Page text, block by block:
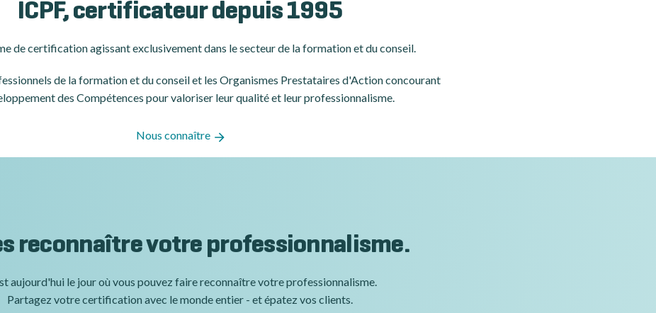
ICPF, certificateur depuis 1995
de certificationagissant exclusivement dans le secteur de la formation et du conseil.
de la formation et du conseil et les Organismes Prestataires d'Action concourant
des Compétences pour valoriser leur qualité et leur professionnalisme.
Nous connaître
reconnaître votre professionnalisme.
aujourd'hui le jour où vous pouvez faire reconnaître votre professionnalisme.
Partagez votre certification avec le monde entier - et épatez vos clients.